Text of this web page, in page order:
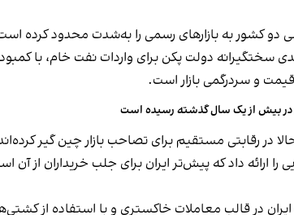
دو کشور به بازارهای رسمی را به‌شدت محدود کرده
دولت پکن برای واردات نفت خام، با
و سردرگمی بازار است.
در بیش از یک سال گذشته رسیده است
در رقابتی مستقیم برای تصاحب بازار چین گیر
داد که پیش‌تر ایران برای جلب خریداران از آن
در قالب معاملات خاکستری و با استفاده از